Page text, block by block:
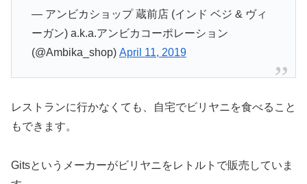
— アンビカショップ 蔵前店 (インド ベジ & ヴィ
ーガン) a.k.a.アンビカコーポレーション
(@Ambika_shop) April 11, 2019
レストランに行かなくても、自宅でビリヤニを食べること
もできます。
Gitsというメーカーがビリヤニをレトルトで販売していま